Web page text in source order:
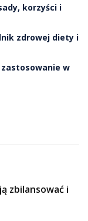
korzyści i
zdrowej diety i
w
zbilansować i